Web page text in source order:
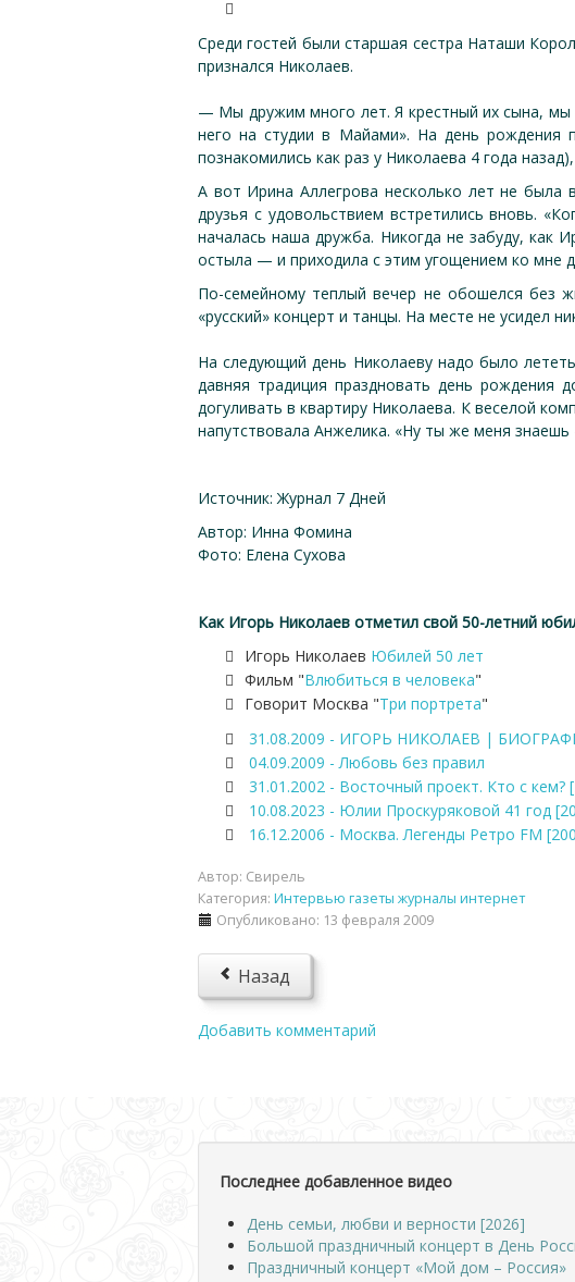
Среди гостей были старшая сестра Наташи
признался Николаев.
— Мы дружим много лет. Я крестный их сына, мы
него на студии в Майами». На день
познакомились как раз у Николаева 4 года
А вот Ирина Аллегрова несколько лет не была
друзья с удовольствием встретились вновь.
началась наша дружба. Никогда не забуду,
остыла — и приходила с этим угощением ко мне
По-семейному теплый вечер не обошелся без
«русский» концерт и танцы. На месте не усидел
На следующий день Николаеву надо было
давняя традиция праздновать день рождения
догуливать в квартиру Николаева. К веселой
напутствовала Анжелика. «Ну ты же меня
Источник: Журнал 7 Дней
Автор: Инна Фомина
Фото: Елена Сухова
Как Игорь Николаев отметил свой 50-летний
Игорь Николаев Юбилей 50 лет
Фильм "Влюбиться в человека"
Говорит Москва "Три портрета"
31.08.2009 - ИГОРЬ НИКОЛАЕВ |
04.09.2009 - Любовь без правил
31.01.2002 - Восточный проект. Кто с кем?
10.08.2023 - Юлии Проскуряковой 41 год
16.12.2006 - Москва. Легенды Ретро FM
Автор: Свирель
Категория: Интервью газеты журналы интернет
Опубликовано: 13 февраля 2009
Назад
Добавить комментарий
Последнее добавленное видео
День семьи, любви и верности [2026]
Большой праздничный концерт в День
Праздничный концерт «Мой дом – Россия»